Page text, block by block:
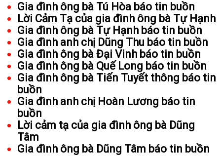
Gia đình ông bà Tú Hòa báo tin buồn
Lời Cảm Tạ của gia đình ông bà Tự Hạnh
Gia đình ông bà Tự Hạnh báo tin buồn
Gia đình anh chị Dũng Thu báo tin buồn
Gia đình ông bà Đại Vinh báo tin buồn
Gia đình ông bà Quế Long báo tin buồn
Gia đình ông bà Tiến Tuyết thông báo tin
buồn
Gia đình anh chị Hoàn Lương báo tin
buồn
Lời cảm tạ của gia đình ông bà Dũng
Tâm
Gia đình ông bà Dũng Tâm báo tin buồn